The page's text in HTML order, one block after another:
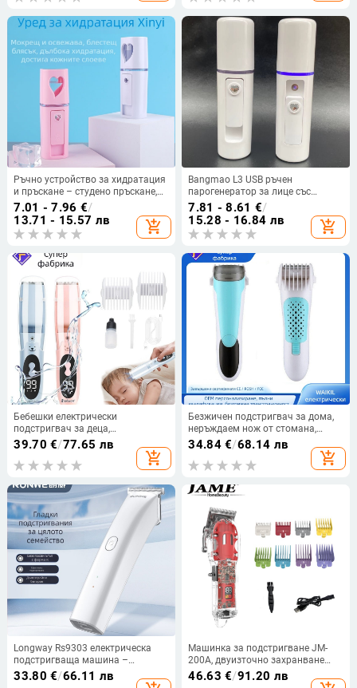
Ръчно устройство за хидратация
и пръскане – студено пръскане,
нано пръскане, вградена батерия
300–500 mAh, време на пръскане
до 10 s, режим 1
7.01 - 7.96 €/
13.71 - 15.57 лв
add_shopping_cart
Bangmao L3 USB ръчен
парогенератор за лице със
студено пръскане – вградена
батерия 100–300mAh, мъгла 11–
30 сек, 1-ви режим, възможност
за пръскане на алкохол
7.81 - 8.61 €/
15.28 - 16.84 лв
add_shopping_cart
Бебешки електрически
подстригвач за деца,
презареждаем, керамична
режеща глава, сваляща се и
миеща глава, батерия 800–1000
39.70 €/77.65 лв
add_shopping_cart
Безжичен подстригвач за дома,
неръждаем нож от стомана,
безчетков мотор, вградена
батерия 800–1000 mAh,
водоустойчив, време за работа
34.84€/68.14 лв
add_shopping_cart
Longway Rs9303 електрическа
подстригваща машина –
презареждаща се, глава от
неръждаема стомана, 5W, двоен
33.80 €/66.11 лв
Машинка за подстригване JM-
200A, двуизточно захранване
(зареждане и батерия), глава от
неръждаема стомана, подвижна
46.63 €/91.20 лв